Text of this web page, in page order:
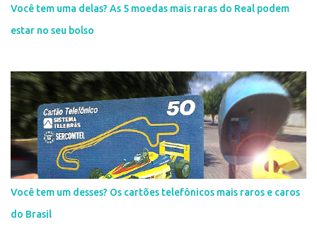
Você tem uma delas? As 5 moedas mais raras do Real podem
estar no seu bolso
Você tem um desses? Os cartões telefônicos mais raros e caros
do Brasil